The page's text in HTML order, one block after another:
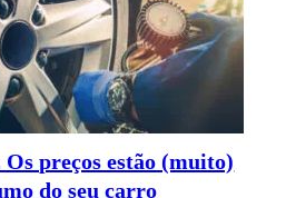
preços estão (muito)
do seu carro